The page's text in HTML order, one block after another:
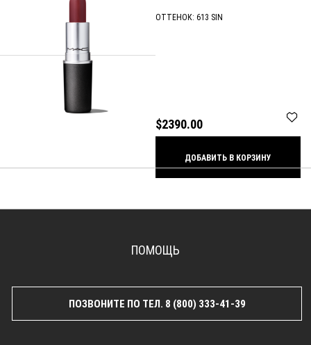
ОТТЕНОК: 613 SIN
$2390.00
ДОБАВИТЬ В КОРЗИНУ
ПОМОЩЬ
ПОЗВОНИТЕ ПО ТЕЛ. 8 (800) 333-41-39